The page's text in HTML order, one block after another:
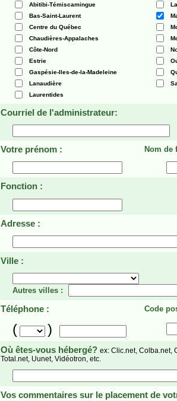
Abitibi-Témiscamingue
Bas-Saint-Laurent
Centre du Québec
Chaudières-Appalaches
Côte-Nord
Estrie
Gaspésie-Iles-de-la-Madeleine
Lanaudière
Laurentides
Courriel de l'administrateur:
Votre prénom : Nom de
Fonction :
Adresse :
Ville :
Autres villes :
Téléphone : Code
( )
Où êtes-vous hébergé? ex: Clic.net, Colba.net,
Total.net, Uunet, Vidéotron, etc.
Vos commentaires sur le placement de